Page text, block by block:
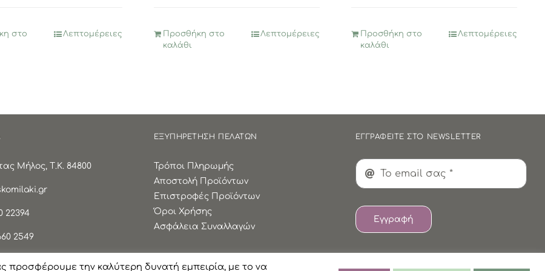
στο
Λεπτομέρειες
Προσθήκη στο
καλάθι
Λεπτομέρειες
Προσθήκη στο
καλάθι
Λεπτομέρειες
Μήλος, Τ.Κ. 84800
22394
2549
ΕΞΥΠΗΡΕΤΗΣΗ ΠΕΛΑΤΩΝ
Τρόποι Πληρωμής
Αποστολή Προϊόντων
Επιστροφές Προϊόντων
Όροι Χρήσης
Ασφάλεια Συναλλαγών
ΕΓΓΡΑΦΕΙΤΕ ΣΤΟ NEWSLETTER
Εγγραφή
προσφέρουμε την καλύτερη δυνατή εμπειρία, με το να